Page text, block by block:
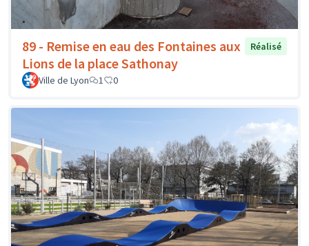
89 - Remise en eau des Fontaines aux
Lions de la place Sathonay
Réalisé
Ville de Lyon 1 0